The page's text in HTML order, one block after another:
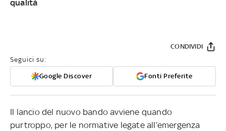
qualità
Seguici su:
Google Discover Fonti Preferite
CONDIVIDI
Il lancio del nuovo bando avviene quando
purtroppo, per le normative legate all’emergenza